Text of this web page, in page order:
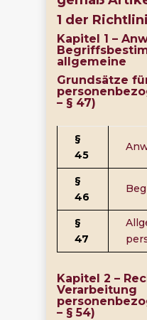
1 der
Kapitel 1 –
allgemeine
Grundsätze
– § 47)
§
45
§
46
§
47
Kapitel 2 –
Verarbeitung
– § 54)